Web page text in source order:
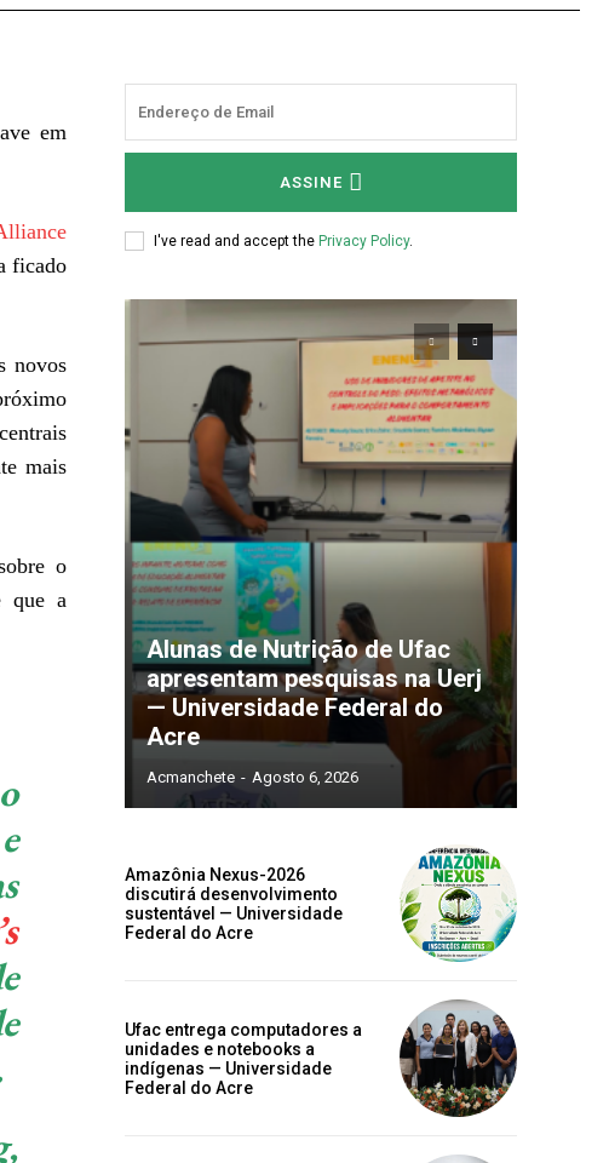
em
ficado
novos
mais
o
que a
ASSINE
I've read and accept the Privacy Policy.
Alunas de Nutrição de Ufac
apresentam pesquisas na Uerj
— Universidade Federal do
Acre
Acmanchete - Agosto 6, 2026
Amazônia Nexus-2026
discutirá desenvolvimento
sustentável — Universidade
Federal do Acre
Ufac entrega computadores a
unidades e notebooks a
indígenas — Universidade
Federal do Acre